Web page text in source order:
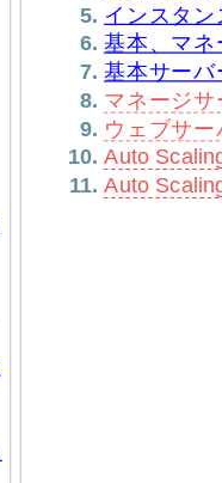
インスタ
基本、マ
基本サー
マネージ
ウェブサ
Auto
Auto